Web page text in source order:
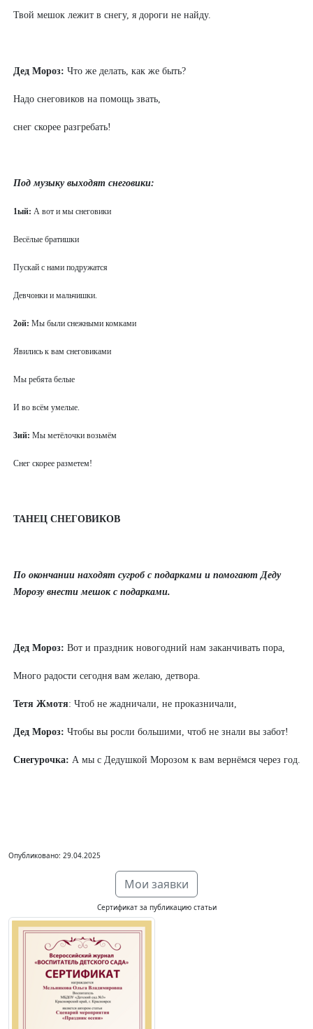
Твой мешок лежит в снегу, я дороги не найду.
Дед Мороз:Что же делать, как же быть?
Надо снеговиков на помощь звать,
снег скорее разгребать!
Под музыку выходят снеговики:
1ый: А вот и мы снеговики
Весёлые братишки
Пускай с нами подружатся
Девчонки и мальчишки.
2ой: Мы были снежными комками
Явились к вам снеговиками
Мы ребята белые
И во всём умелые.
3ий: Мы метёлочки возьмём
Снег скорее разметем!
ТАНЕЦ СНЕГОВИКОВ
По окончании находят сугроб с подарками и помогают Деду
Морозу внести мешок с подарками.
Дед Мороз: Вот и праздник новогодний нам заканчивать пора,
Много радости сегодня вам желаю, детвора.
Тетя Жмотя: Чтоб не жадничали, не проказничали,
Дед Мороз: Чтобы вы росли большими, чтоб не знали вы забот!
Снегурочка:А мы с Дедушкой Морозом к вам вернёмся через год.
Опубликовано: 29.04.2025
Мои заявки
Сертификат за публикацию статьи